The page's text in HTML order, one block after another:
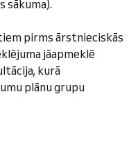
sākuma).
pirms ārstnieciskās
jāapmeklē
kurā
plānu grupu